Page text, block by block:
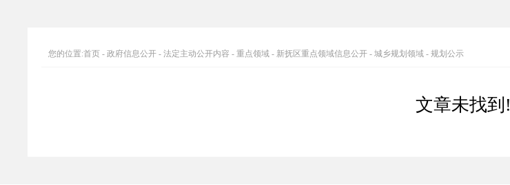
您的位置:首页 - 政府信息公开 - 法定主动公开内容 - 重点领域 - 新抚区重点领域信息公开 - 城乡规划领域 - 规划公示
文章未找到!